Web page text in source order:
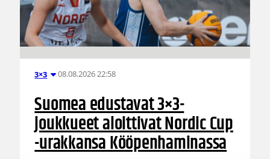
3×3 08.08.2026 22:58
Suomea edustavat 3×3-
joukkueet aloittivat Nordic Cup
-urakkansa Kööpenhaminassa